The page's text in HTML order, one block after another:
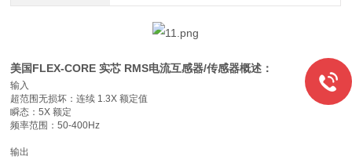
美国FLEX-CORE 实芯 RMS电流互感器/传感器概述：
输入
超范围无损坏：连续 1.3X 额定值
瞬态：5X 额定
频率范围：50-400Hz
输出